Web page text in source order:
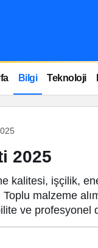
Bilgi Teknoloji
2025
kalitesi, işçilik,
malzeme
ve